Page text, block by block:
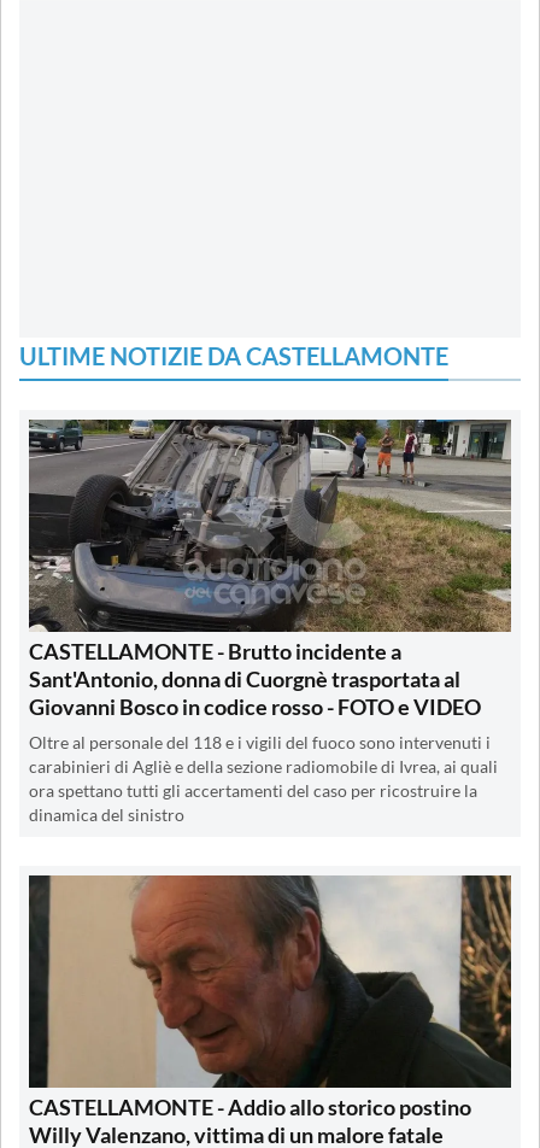
ULTIME NOTIZIE DA CASTELLAMONTE
CASTELLAMONTE - Brutto incidente a
Sant'Antonio, donna di Cuorgnè trasportata al
Giovanni Bosco in codice rosso - FOTO e VIDEO
Oltre al personale del 118 e i vigili del fuoco sono intervenuti i
carabinieri di Agliè e della sezione radiomobile di Ivrea, ai quali
ora spettano tutti gli accertamenti del caso per ricostruire la
dinamica del sinistro
CASTELLAMONTE - Addio allo storico postino
Willy Valenzano, vittima di un malore fatale